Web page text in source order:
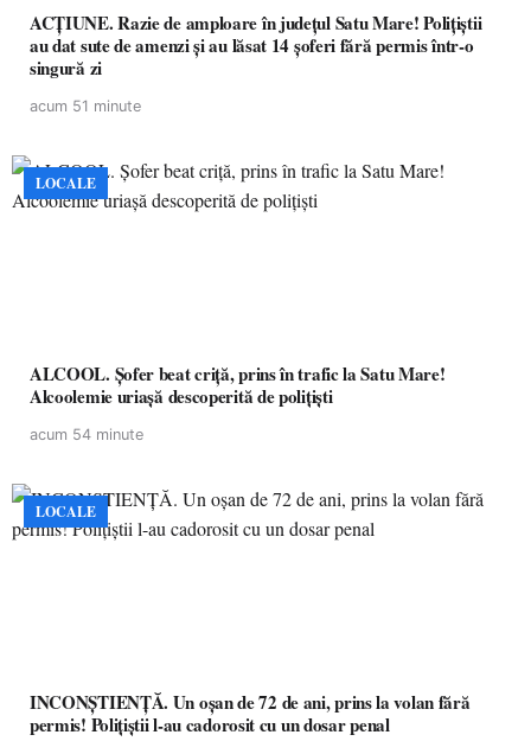
ACȚIUNE. Razie de amploare în județul Satu Mare! Polițiștii
au dat sute de amenzi și au lăsat 14 șoferi fără permis într-o
singură zi
acum 51 minute
LOCALE
ALCOOL. Șofer beat criță, prins în trafic la Satu Mare!
Alcoolemie uriașă descoperită de polițiști
acum 54 minute
LOCALE
INCONȘTIENȚĂ. Un oșan de 72 de ani, prins la volan fără
permis! Polițiștii l-au cadorosit cu un dosar penal